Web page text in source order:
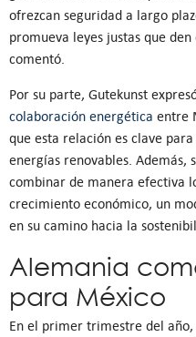
ofrezcan seguridad a largo
promueva leyes justas que
comentó.
Por su parte, Gutekunst
colaboración energética entre
que esta relación es clave
energías renovables. Además,
combinar de manera efectiva
crecimiento económico, un
en su camino hacia la
Alemania
para México
En el primer trimestre del